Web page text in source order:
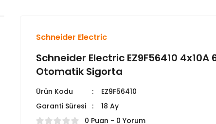
Schneider Electric
Schneider Electric EZ9F56410 4x10A
Otomatik Sigorta
Ürün Kodu
EZ9F56410
Garanti Süresi
18 Ay
0 Puan - 0 Yorum